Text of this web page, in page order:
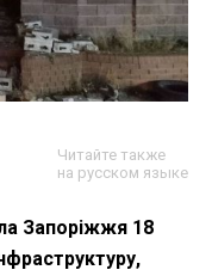
Читайте также
на русском языке
Запоріжжя 18